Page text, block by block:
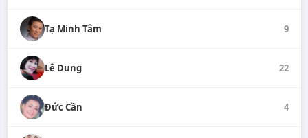
Tạ Minh Tâm 9
Lê Dung 22
Đức Cần 4